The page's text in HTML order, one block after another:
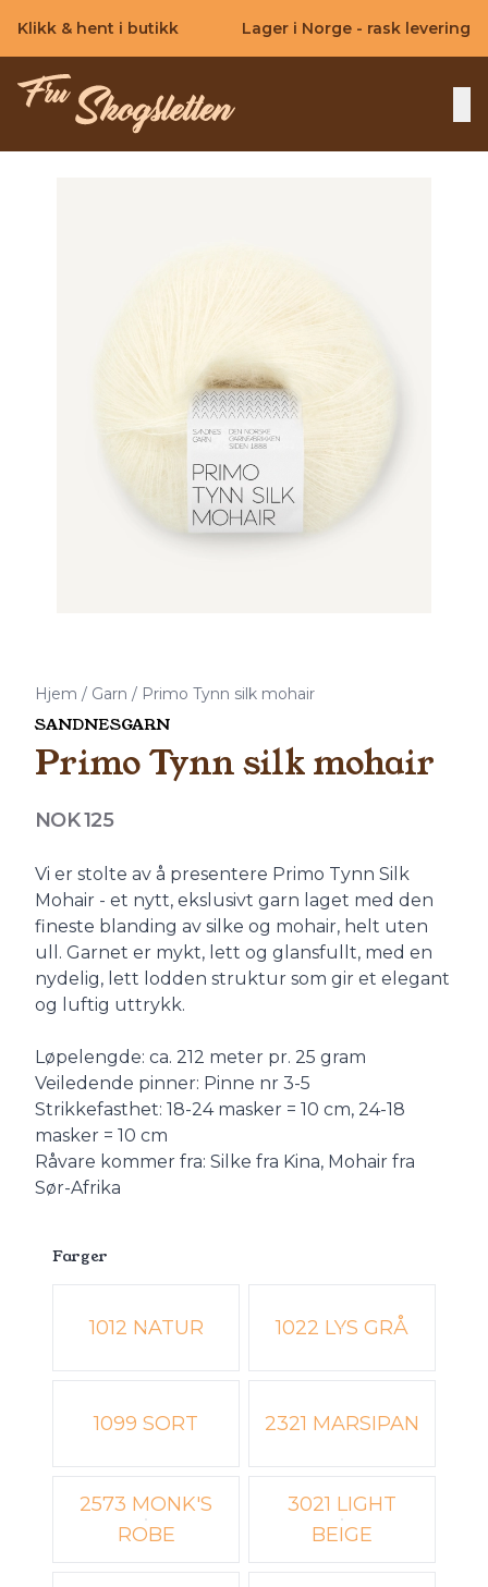
Klikk & hent i butikk Lager i Norge - rask levering
Hjem / Garn / Primo Tynn silk mohair
SANDNESGARN
Primo Tynn silk mohair
Produktdetaljer
NOK 125
Description
Vi er stolte av å presentere Primo Tynn Silk
Mohair - et nytt, ekslusivt garn laget med den
fineste blanding av silke og mohair, helt uten
ull. Garnet er mykt, lett og glansfullt, med en
nydelig, lett lodden struktur som gir et elegant
og luftig uttrykk.
Løpelengde: ca. 212 meter pr. 25 gram
Veiledende pinner: Pinne nr 3-5
Strikkefasthet: 18-24 masker = 10 cm, 24-18
masker = 10 cm
Råvare kommer fra: Silke fra Kina, Mohair fra
Sør-Afrika
Farger
Velg en Farger
1012 NATUR 1022 LYS GRÅ
1099 SORT 2321 MARSIPAN
2573 MONK'S
ROBE
3021 LIGHT
BEIGE